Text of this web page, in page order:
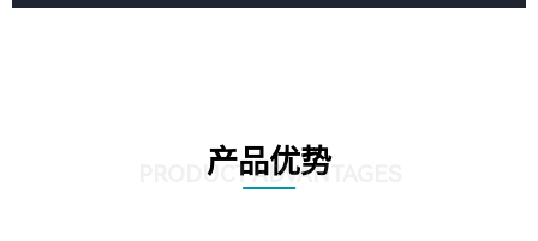
产品优势
PRODUCT ADVANTAGES